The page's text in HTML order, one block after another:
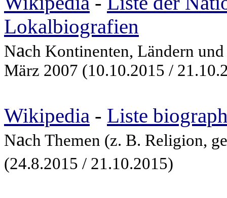
Lokalbiografien
Nach Kontinenten, Ländern
März 2007 (10.10.2015 /
Wikipedia - Liste
Nach Themen (z. B. Religion,
(24.8.2015 / 21.10.2015)